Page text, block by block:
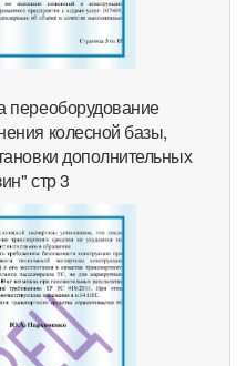
переоборудование
колесной базы,
дополнительных
стр 3